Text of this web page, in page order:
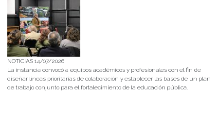
NOTICIAS 14/07/2026
La instancia convocó a equipos académicos y profesionales con el fin de
diseñar líneas prioritarias de colaboración y establecer las bases de un plan
de trabajo conjunto para el fortalecimiento de la educación pública.